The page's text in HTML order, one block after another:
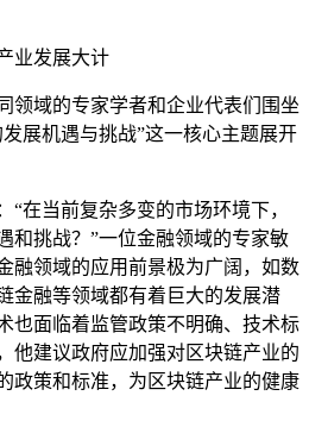
业发展大计
领域的专家学者和企业代表们围坐
展机遇与挑战”这一核心主题展开
“在当前复杂多变的市场环境下，
和挑战？”一位金融领域的专家敏
融领域的应用前景极为广阔，如数
金融等领域都有着巨大的发展潜
也面临着监管政策不明确、技术标
他建议政府应加强对区块链产业的
政策和标准，为区块链产业的健康